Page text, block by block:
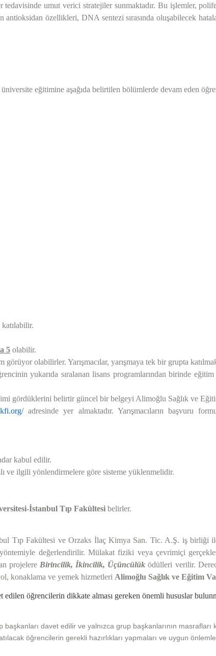
umut verici stratejiler sunmaktadır. Bu işlemler,
antioksidan özellikleri, DNA sentezi sırasında oluşabilecek
eğitimine aşağıda belirtilen bölümlerde devam eden
5 olabilir.
olabilirler. Yarışmacılar, yarışmaya tek bir grupta
yukarıda sıralanan lisans programlarından birinde
gördüklerini belirtir güncel bir belgeyi Alimoğlu Sağlık ve
adresinde yer almaktadır. Yarışmacıların başvuru
kabul edilir.
ve ilgili yönlendirmelere göre sisteme yüklenmelidir.
İstanbul Tıp Fakültesi belirler.
Tıp Fakültesi ve Orzaks İlaç Kimya San. Tic. A.Ş. iş birliği ile
değerlendirilir. Mülakat fiziki veya çevrimiçi
projelere Birincilik, İkincilik, Üçüncülük ödülleri verilir.
konaklama ve yemek hizmetleri Alimoğlu Sağlık ve Eğitim
edilen öğrencilerin dikkate alması gereken önemli hususlar
davet edilir ve yalnızca grup başkanlarının masrafları
öğrencilerin gerekli hazırlıkları yapmaları ve uygun